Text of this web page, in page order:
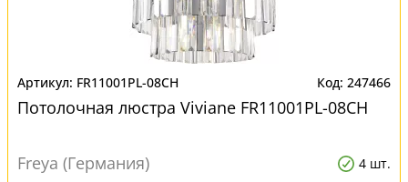
FR11001PL-08CH 247466
Потолочная люстра Viviane FR11001PL-08CH
Freya (Германия) 4 шт.